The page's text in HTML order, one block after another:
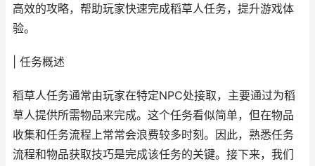
高效的攻略，帮助玩家快速完成稻草人任务，提升游戏体
验。
| 任务概述
稻草人任务通常由玩家在特定NPC处接取，主要通过为稻
草人提供所需物品来完成。这个任务看似简单，但在物品
收集和任务流程上常常会浪费较多时刻。因此，熟悉任务
流程和物品获取技巧是完成该任务的关键。接下来，我们